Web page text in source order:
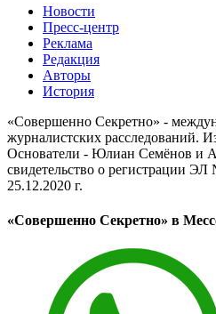
Новости
Пресс-центр
Реклама
Редакция
Авторы
История
«Совершенно Секретно» -
журналистских расследований.
Основатели - Юлиан Семёнов и
свидетельство о регистрации
25.12.2020 г.
«Совершенно Секретно» в